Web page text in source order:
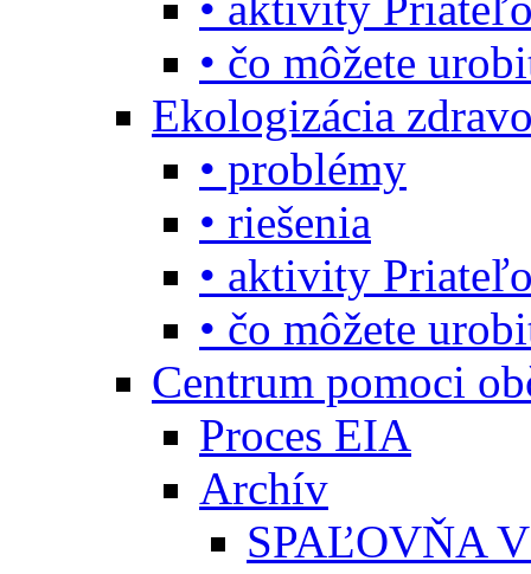
• čo môžete
Ekologizácia
• problémy
• riešenia
• aktivity
• čo môžete
Centrum pomoci
Proces EIA
Archív
SPAĽOVŇA